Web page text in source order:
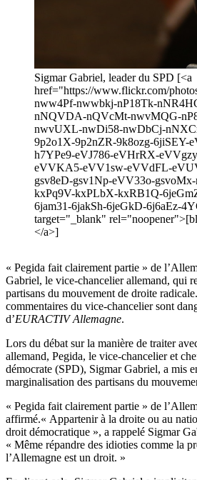
Sigmar Gabriel, leader du SPD [<a
href="https://www.flickr.com/
nww4Pf-nwwbkj-nP18Tk-
nNQVDA-nQVcMt-nwvMQG-
nwvUXL-nwDi58-nwDbCj-
9p2o1X-9p2nZR-9k8ozg-6jiSEY-
h7YPe9-eVJ786-eVHrRX-
eVVKA5-eVV1sw-eVVdFL-
gsv8eD-gsv1Np-eVV33o-
kxPq9V-kxPLbX-kxRB1Q-
6jam31-6jakSh-6jeGkD-6j6aEz-
target="_blank"
</a>]
« Pegida fait clairement partie » de
Gabriel, le vice-chancelier allemand, qui
partisans du mouvement de droite
commentaires du vice-chancelier sont
d’EURACTIVAllemagne.
Lors du débat sur la manière de traiter
allemand, Pegida, le vice-chancelier et
démocrate (SPD), Sigmar Gabriel, a mis
marginalisation des partisans du
« Pegida fait clairement partie » de
affirmé.« Appartenir à la droite ou au
droit démocratique », a rappelé Sigmar
« Même répandre des idioties comme la
l’Allemagne est un droit. »